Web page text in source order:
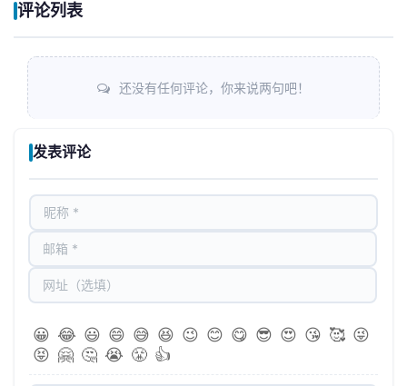
评论列表
还没有任何评论，你来说两句吧！
发表评论
😀 😂 😃 😄 😅 😆 😉 😊 😋 😎 😍 😘 🥰 😜
😝 🤗 🤔 😭 😤 👍